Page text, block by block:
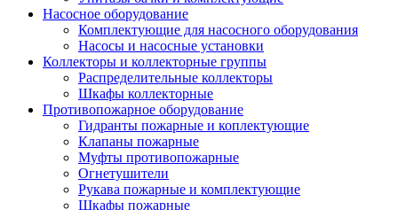
Насосное оборудование
Комплектующие для насосного оборудования
Насосы и насосные установки
Коллекторы и коллекторные группы
Распределительные коллекторы
Шкафы коллекторные
Противопожарное оборудование
Гидранты пожарные и коплектующие
Клапаны пожарные
Муфты противопожарные
Огнетушители
Рукава пожарные и комплектующие
Шкафы пожарные